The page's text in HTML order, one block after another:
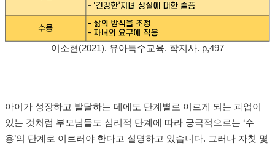
이소현(2021). 유아특수교육. 학지사. p,497
아이가 성장하고 발달하는 데에도 단계별로 이르게 되는 과업이
있는 것처럼 부모님들도 심리적 단계에 따라 궁극적으로는 ‘수
용’의 단계로 이르러야 한다고 설명하고 있습니다. 그러나 자칫 몇